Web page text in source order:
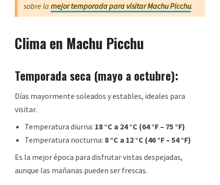
sobre la mejor temporada para visitar Machu Picchu.
Clima en Machu Picchu
Temporada seca (mayo a octubre):
Días mayormente soleados y estables, ideales para
visitar.
Temperatura diurna: 18 °C a 24 °C (64 °F – 75 °F)
Temperatura nocturna: 8 °C a 12 °C (46 °F – 54 °F)
Es la mejor época para disfrutar vistas despejadas,
aunque las mañanas pueden ser frescas.